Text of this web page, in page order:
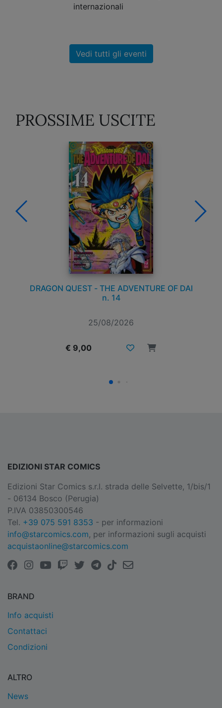
internazionali
Vedi tutti gli eventi
PROSSIME USCITE
SUGAR SUGAR RUNE NEW EDITION n. 2
25/08/2026
€ 9,90
EDIZIONI STAR COMICS
Edizioni Star Comics s.r.l. strada delle Selvette, 1/bis/1
- 06134 Bosco (Perugia)
P.IVA 03850300546
Tel. +39 075 591 8353 - per informazioni
info@starcomics.com, per informazioni sugli acquisti
acquistaonline@starcomics.com
BRAND
Info acquisti
Contattaci
Condizioni
ALTRO
News